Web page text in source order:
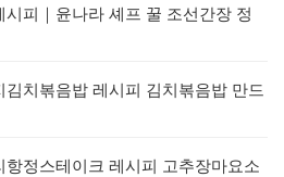
피｜윤나라 셰프 꿀 조선간장 정
치볶음밥 레시피 김치볶음밥 만드
정스테이크 레시피 고추장마요소